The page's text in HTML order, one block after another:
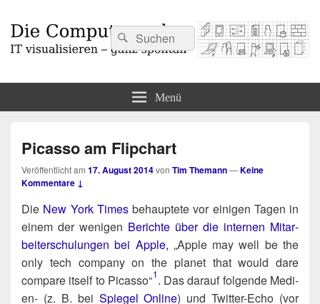
Suchen
nach:
Suchen
Menü
Picasso am Flipchart
Veröffentlicht am 17. August 2014von Tim Themann—Keine
Kommentare ↓
Die New York Timesbehaup­te­te vor eini­gen Tagen in
einem der weni­gen Berich­te über die inter­nen Mit­ar­
bei­ter­schu­lun­gen bei Apple, „Apple may well be the
only tech com­pa­ny on the pla­net that would dare
compa­re its­elf to Picas­so“​1. Das dar­auf fol­gen­de Medi­
en- (z. B. bei Spie­gel Online) und Twit­ter-Echo (vor